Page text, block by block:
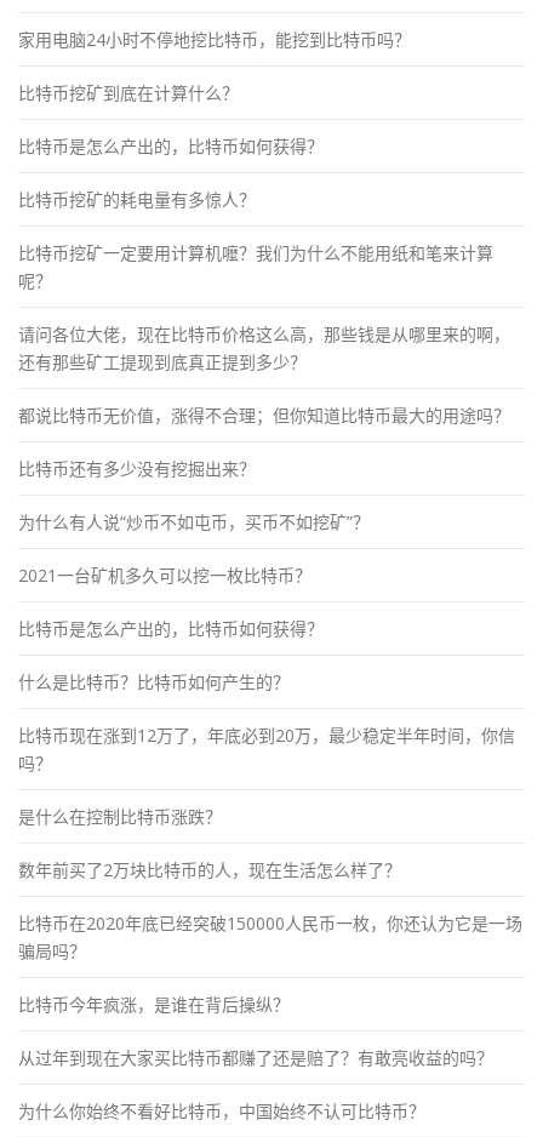
家用电脑24小时不停地挖比特币，能挖到比特币吗？
比特币挖矿到底在计算什么？
比特币是怎么产出的，比特币如何获得？
比特币挖矿的耗电量有多惊人？
比特币挖矿一定要用计算机嚒？我们为什么不能用纸和笔来计算
呢？
请问各位大佬，现在比特币价格这么高，那些钱是从哪里来的啊，
还有那些矿工提现到底真正提到多少？
都说比特币无价值，涨得不合理；但你知道比特币最大的用途吗？
比特币还有多少没有挖掘出来？
为什么有人说“炒币不如屯币，买币不如挖矿”？
2021一台矿机多久可以挖一枚比特币？
比特币是怎么产出的，比特币如何获得？
什么是比特币？比特币如何产生的？
比特币现在涨到12万了，年底必到20万，最少稳定半年时间，你信
吗？
是什么在控制比特币涨跌？
数年前买了2万块比特币的人，现在生活怎么样了？
比特币在2020年底已经突破150000人民币一枚，你还认为它是一场
骗局吗？
比特币今年疯涨，是谁在背后操纵？
从过年到现在大家买比特币都赚了还是赔了？有敢亮收益的吗？
为什么你始终不看好比特币，中国始终不认可比特币？